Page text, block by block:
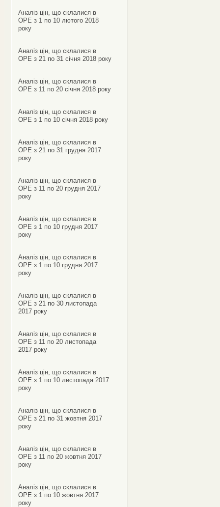
Аналіз цін, що склалися в
ОРЕ з 1 по 10 лютого 2018
року
Аналіз цін, що склалися в
ОРЕ з 21 по 31 січня 2018 року
Аналіз цін, що склалися в
ОРЕ з 11 по 20 січня 2018 року
Аналіз цін, що склалися в
ОРЕ з 1 по 10 січня 2018 року
Аналіз цін, що склалися в
ОРЕ з 21 по 31 грудня 2017
року
Аналіз цін, що склалися в
ОРЕ з 11 по 20 грудня 2017
року
Аналіз цін, що склалися в
ОРЕ з 1 по 10 грудня 2017
року
Аналіз цін, що склалися в
ОРЕ з 1 по 10 грудня 2017
року
Аналіз цін, що склалися в
ОРЕ з 21 по 30 листопада
2017 року
Аналіз цін, що склалися в
ОРЕ з 11 по 20 листопада
2017 року
Аналіз цін, що склалися в
ОРЕ з 1 по 10 листопада 2017
року
Аналіз цін, що склалися в
ОРЕ з 21 по 31 жовтня 2017
року
Аналіз цін, що склалися в
ОРЕ з 11 по 20 жовтня 2017
року
Аналіз цін, що склалися в
ОРЕ з 1 по 10 жовтня 2017
року